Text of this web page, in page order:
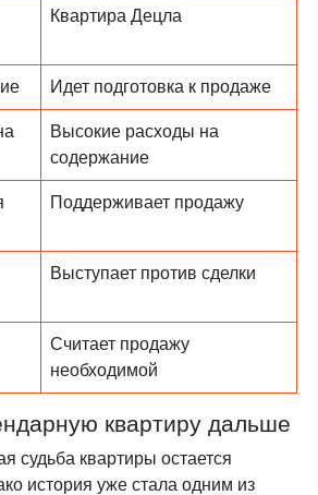
Квартира Децла
Идет подготовка к продаже
Высокие расходы на
содержание
Поддерживает продажу
Выступает против сделки
Считает продажу
необходимой
квартиру дальше
судьба квартиры остается
история уже стала одним из